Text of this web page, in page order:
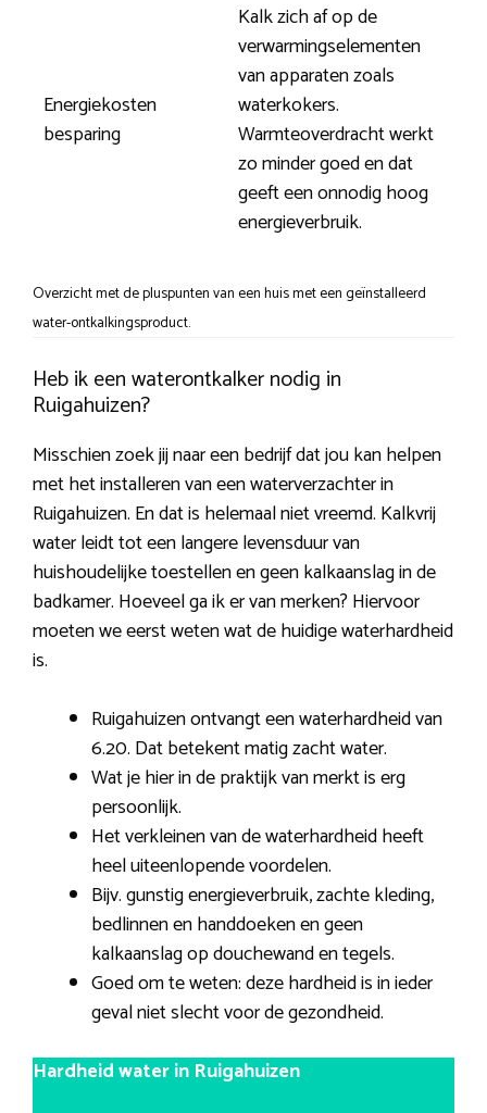
Energiekosten
besparing
Kalk zich af op de
verwarmingselementen
van apparaten zoals
waterkokers.
Warmteoverdracht werkt
zo minder goed en dat
geeft een onnodig hoog
energieverbruik.
Overzicht met de pluspunten van een huis met een geïnstalleerd
water-ontkalkingsproduct.
Heb ik een waterontkalker nodig in
Ruigahuizen?
Misschien zoek jij naar een bedrijf dat jou kan helpen
met het installeren van een waterverzachter in
Ruigahuizen. En dat is helemaal niet vreemd. Kalkvrij
water leidt tot een langere levensduur van
huishoudelijke toestellen en geen kalkaanslag in de
badkamer. Hoeveel ga ik er van merken? Hiervoor
moeten we eerst weten wat de huidige waterhardheid
is.
Ruigahuizen ontvangt een waterhardheid van
6.20. Dat betekent matig zacht water.
Wat je hier in de praktijk van merkt is erg
persoonlijk.
Het verkleinen van de waterhardheid heeft
heel uiteenlopende voordelen.
Bijv. gunstig energieverbruik, zachte kleding,
bedlinnen en handdoeken en geen
kalkaanslag op douchewand en tegels.
Goed om te weten: deze hardheid is in ieder
geval niet slecht voor de gezondheid.
Hardheid water in Ruigahuizen